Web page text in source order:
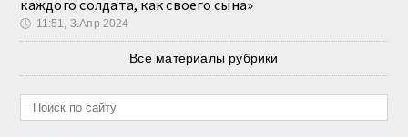
каждого солдата, как своего сына»
🕔 11:51, 3.Апр 2024
Все материалы рубрики